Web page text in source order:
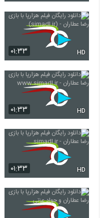
۰۱:۳۳ HD
۰۱:۳۳ HD
۰۱:۳۳ HD